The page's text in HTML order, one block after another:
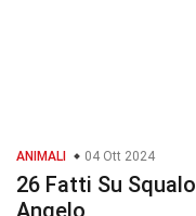
ANIMALI 04 Ott 2024
26 Fatti Su Squalo